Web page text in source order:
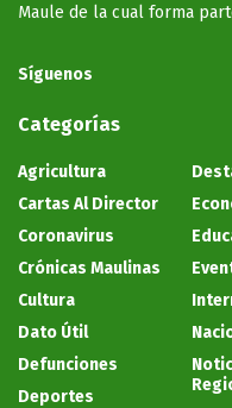
Maule de la cual forma
Síguenos
Categorías
Agricultura
Cartas Al Director
Coronavirus
Crónicas Maulinas
Cultura
Dato Útil
Defunciones
Deportes